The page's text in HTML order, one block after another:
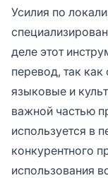
Усилия по
деле этот
перевод, так
языковые и
важной частью
используется в
конкурентного
использования